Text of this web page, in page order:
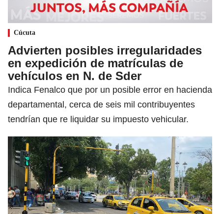
Cúcuta
Advierten posibles irregularidades
en expedición de matrículas de
vehículos en N. de Sder
Indica Fenalco que por un posible error en hacienda
departamental, cerca de seis mil contribuyentes
tendrían que re liquidar su impuesto vehicular.